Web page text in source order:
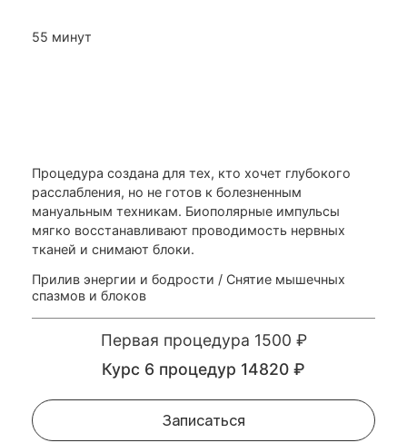
55 минут
Процедура создана для тех, кто хочет глубокого
расслабления, но не готов к болезненным
мануальным техникам. Биополярные импульсы
мягко восстанавливают проводимость нервных
тканей и снимают блоки.
Прилив энергии и бодрости / Снятие мышечных
спазмов и блоков
Первая процедура 1500 ₽
Курс 6 процедур 14820 ₽
Записаться